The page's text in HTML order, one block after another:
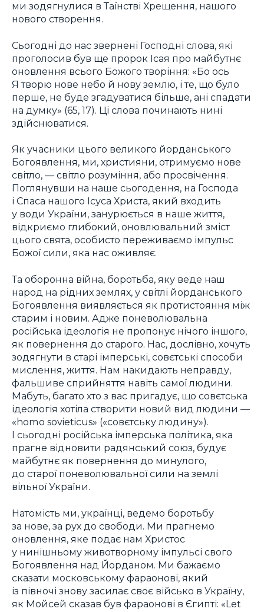
ми зодягнулися в Таїнстві Хрещення, нашого
нового створення.
Сьогодні до нас звернені Господні слова, які
проголосив був ще пророк Ісая про майбутнє
оновлення всього Божого творіння: «Бо ось
Я творю нове небо й нову землю, і те, що було
перше, не буде згадуватися більше, ані спадати
на думку» (65, 17). Ці слова починають нині
здійснюватися.
Як учасники цього великого йорданського
Богоявлення, ми, християни, отримуємо нове
світло, — світло розуміння, або просвічення.
Поглянувши на наше сьогодення, на Господа
і Спаса нашого Ісуса Христа, який входить
у води України, занурюється в наше життя,
відкриємо глибокий, оновлювальний зміст
цього свята, особисто переживаємо імпульс
Божої сили, яка нас оживляє.
Та оборонна війна, боротьба, яку веде наш
народ на рідних землях, у світлі йорданського
Богоявлення виявляється як протистояння між
старим і новим. Адже поневолювальна
російська ідеологія не пропонує нічого іншого,
як повернення до старого. Нас, дослівно, хочуть
зодягнути в старі імперські, совєтські способи
мислення, життя. Нам накидають неправду,
фальшиве сприйняття навіть самої людини.
Мабуть, багато хто з вас пригадує, що совєтська
ідеологія хотіла створити новий вид людини —
«homo sovieticus» («совєтську людину»).
І сьогодні російська імперська політика, яка
прагне відновити радянський союз, будує
майбутнє як повернення до минулого,
до старої поневолювальної сили на землі
вільної України.
Натомість ми, українці, ведемо боротьбу
за нове, за рух до свободи. Ми прагнемо
оновлення, яке подає нам Христос
у нинішньому животворному імпульсі свого
Богоявлення над Йорданом. Ми бажаємо
сказати московському фараонові, який
із півночі знову засилає своє військо в Україну,
як Мойсей сказав був фараонові в Єгипті: «Let